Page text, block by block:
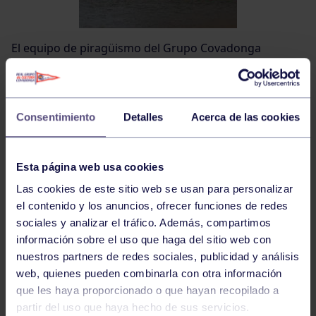
Consentimiento Detalles Acerca de las cookies
Esta página web usa cookies
Las cookies de este sitio web se usan para personalizar
el contenido y los anuncios, ofrecer funciones de redes
sociales y analizar el tráfico. Además, compartimos
información sobre el uso que haga del sitio web con
nuestros partners de redes sociales, publicidad y análisis
web, quienes pueden combinarla con otra información
que les haya proporcionado o que hayan recopilado a
partir del uso que haya hecho de sus servicios.
El equipo de piragüismo del Grupo Covadonga
participó el pasado fin de semana en la XXXIII Trofeo
Regata el Carmín, coincidiendo con las fiestas del
Carmen. Las categorías inferiores del Club mostraron
su superioridad imponiéndose en la clasificación
general por equipos de la regata, gracias a los catorce
En el plano individual estos fueron los resultados
Hombre Infantil B-K-1:
1º Diego Infiesta Caicoya